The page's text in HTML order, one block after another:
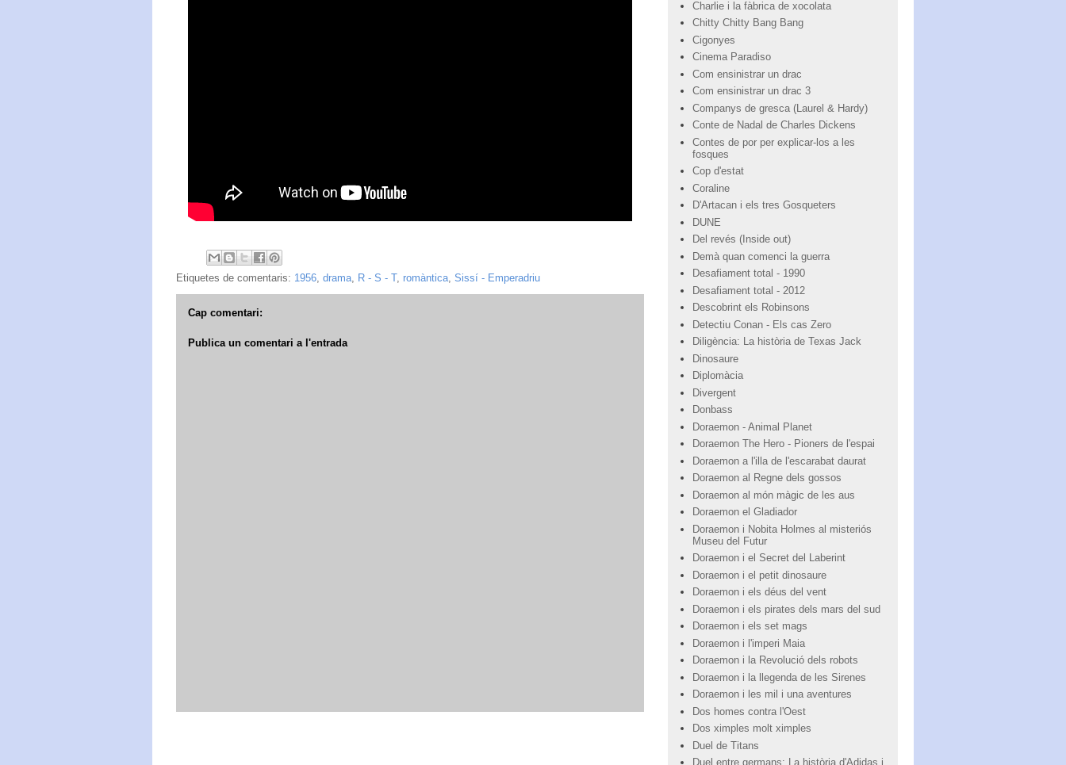
Etiquetes de comentaris: 1956, drama, R - S - T, romàntica, Sissí - Emperadriu
Cap comentari:
Publica un comentari a l'entrada
Charlie i la fàbrica de xocolata
Chitty Chitty Bang Bang
Cigonyes
Cinema Paradiso
Com ensinistrar un drac
Com ensinistrar un drac 3
Companys de gresca (Laurel & Hardy)
Conte de Nadal de Charles Dickens
Contes de por per explicar-los a les
fosques
Cop d'estat
Coraline
D'Artacan i els tres Gosqueters
DUNE
Del revés (Inside out)
Demà quan comenci la guerra
Desafiament total - 1990
Desafiament total - 2012
Descobrint els Robinsons
Detectiu Conan - Els cas Zero
Diligència: La història de Texas Jack
Dinosaure
Diplomàcia
Divergent
Donbass
Doraemon - Animal Planet
Doraemon The Hero - Pioners de l'espai
Doraemon a l'illa de l'escarabat daurat
Doraemon al Regne dels gossos
Doraemon al món màgic de les aus
Doraemon el Gladiador
Doraemon i Nobita Holmes al misteriós
Museu del Futur
Doraemon i el Secret del Laberint
Doraemon i el petit dinosaure
Doraemon i els déus del vent
Doraemon i els pirates dels mars del sud
Doraemon i els set mags
Doraemon i l'imperi Maia
Doraemon i la Revolució dels robots
Doraemon i la llegenda de les Sirenes
Doraemon i les mil i una aventures
Dos homes contra l'Oest
Dos ximples molt ximples
Duel de Titans
Duel entre germans: La història d'Adidas i